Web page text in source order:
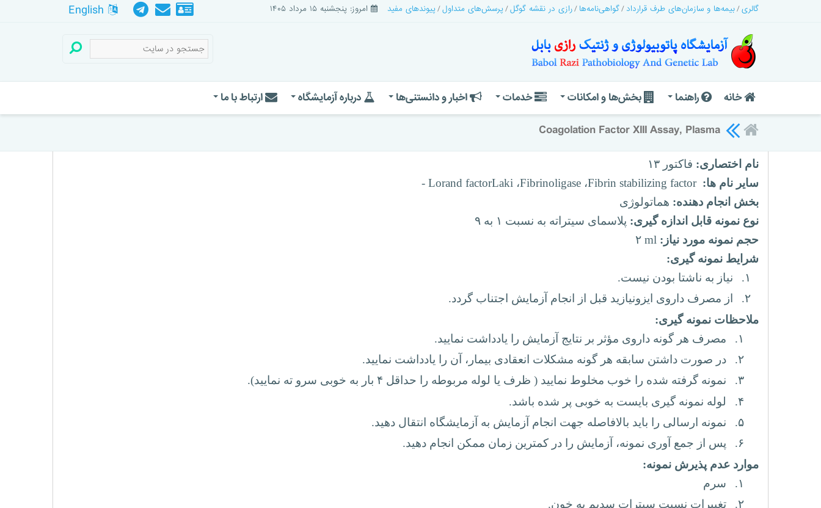
گالری بیمه‌ها و سازمان‌های طرف قرارداد گواهی‌نامه‌ها رازی در نقشه گوگل پرسش‌های متداول پیوندهای مفید امروز: پنجشنبه ۱۵ مرداد ۱۴۰۵
خانه راهنما بخش‌ها و امکانات خدمات اخبار و دانستنی‌ها درباره آزمایشگاه ارتباط با ما
Coagolation Factor XIII Assay, Plasma
نام اختصاری: فاکتور ۱۳
سایر نام ها: Fibrin stabilizing factor، Fibrinoligase، Laki
- Lorand factor
بخش انجام دهنده: هماتولوژی
نوع نمونه قابل اندازه گیری: پلاسمای سیتراته به نسبت ۱ به ۹
حجم نمونه مورد نیاز: ۲ ml
شرایط نمونه گیری:
۱.
نیاز به ناشتا بودن نیست.
۲.
از مصرف داروی ایزونیازید قبل از انجام آزمایش اجتناب گردد.
ملاحظات نمونه گیری:
۱.
مصرف هر گونه داروی مؤثر بر نتایج آزمایش را یادداشت نمایید.
۲.
در صورت داشتن سابقه هر گونه مشکلات انعقادی بیمار، آن را یادداشت نمایید.
۳.
نمونه گرفته شده را خوب مخلوط نمایید ( ظرف یا لوله مربوطه را حداقل ۴ بار به خوبی سرو ته نمایید).
۴.
لوله نمونه گیری بایست به خوبی پر شده باشد.
۵.
نمونه ارسالی را باید بالافاصله جهت انجام آزمایش به آزمایشگاه انتقال دهید.
۶.
پس از جمع آوری نمونه، آزمایش را در کمترین زمان ممکن انجام دهید.
موارد عدم پذیرش نمونه:
۱.
سرم
۲.
تغییرات نسبت سیترات سدیم به خون.